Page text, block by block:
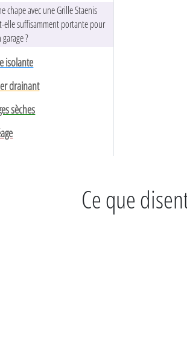
chape avec une Grille Staenis
elle suffisamment portante pour
garage ?
isolante
drainant
sèches
Ce que